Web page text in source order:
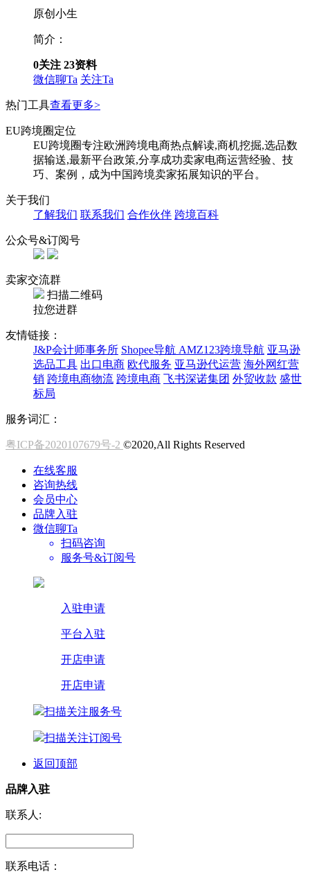
原创小生
简介：
0关注 23资料
微信聊Ta 关注Ta
热门工具查看更多>
EU跨境圈定位
EU跨境圈专注欧洲跨境电商热点解读,商机挖掘,选品数
据输送,最新平台政策,分享成功卖家电商运营经验、技
巧、案例，成为中国跨境卖家拓展知识的平台。
关于我们
了解我们 联系我们 合作伙伴 跨境百科
公众号&订阅号
卖家交流群
扫描二维码
拉您进群
友情链接：
J&P会计师事务所 Shopee导航 AMZ123跨境导航 亚马逊
选品工具 出口电商 欧代服务 亚马逊代运营 海外网红营
销 跨境电商物流 跨境电商 飞书深诺集团 外贸收款 盛世
标局
服务词汇：
粤ICP备2020107679号-2 ©2020,All Rights Reserved
在线客服
咨询热线
会员中心
品牌入驻
微信聊Ta
扫码咨询
服务号&订阅号
入驻申请
平台入驻
开店申请
开店申请
扫描关注服务号
扫描关注订阅号
返回顶部
品牌入驻
联系人:
联系电话：